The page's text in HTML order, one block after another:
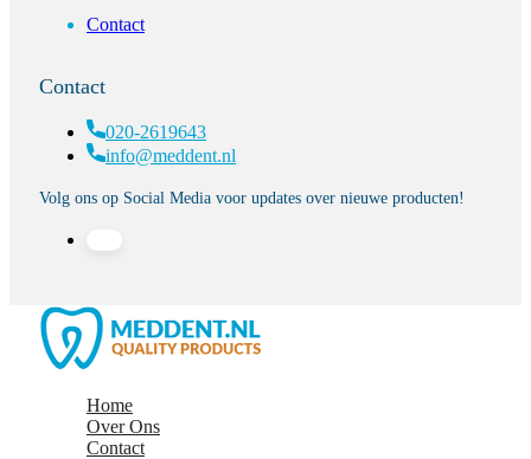
Contact
Contact
020-2619643
info@meddent.nl
Volg ons op Social Media voor updates over nieuwe producten!
Home
Over Ons
Contact